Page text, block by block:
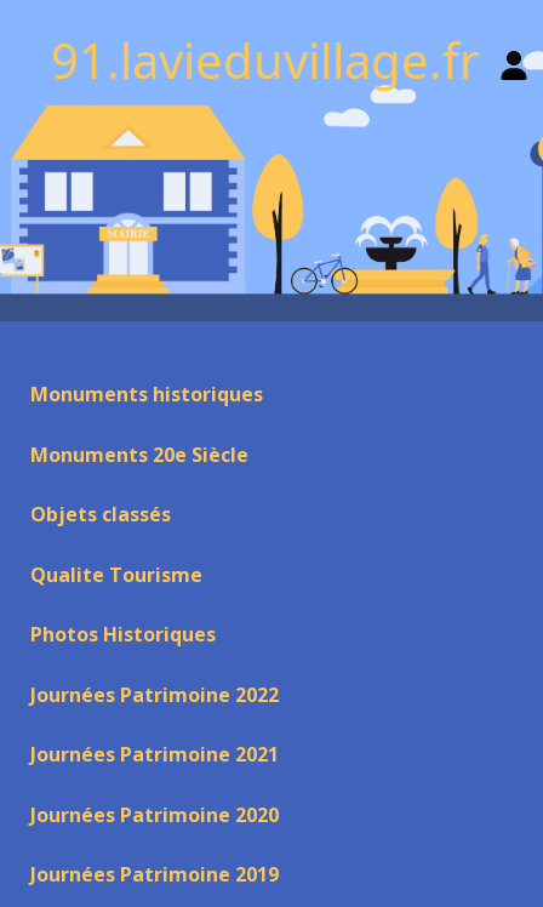
91.lavieduvillage.fr
Monuments historiques
Monuments 20e Siècle
Objets classés
Qualite Tourisme
Photos Historiques
Journées Patrimoine 2022
Journées Patrimoine 2021
Journées Patrimoine 2020
Journées Patrimoine 2019